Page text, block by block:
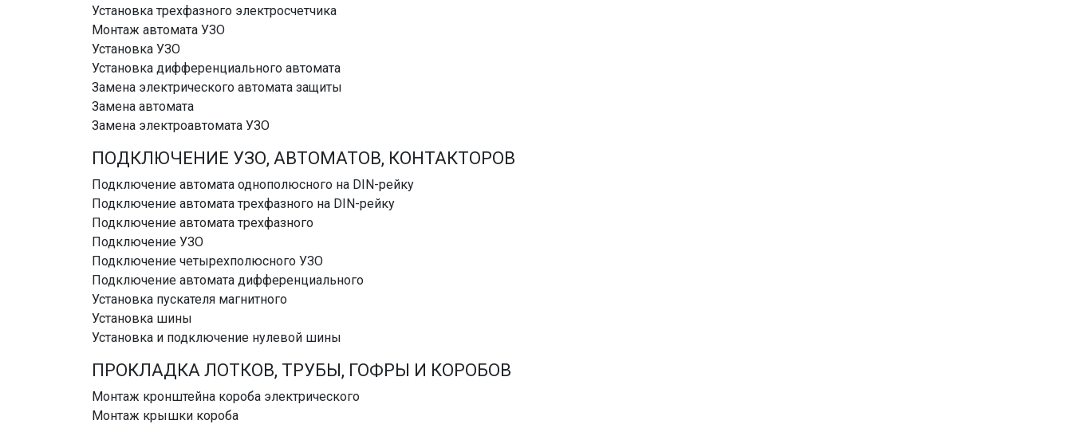
Установка трехфазного электросчетчика
Монтаж автомата УЗО
Установка УЗО
Установка дифференциального автомата
Замена электрического автомата защиты
Замена автомата
Замена электроавтомата УЗО
ПОДКЛЮЧЕНИЕ УЗО, АВТОМАТОВ, КОНТАКТОРОВ
Подключение автомата однополюсного на DIN-рейку
Подключение автомата трехфазного на DIN-рейку
Подключение автомата трехфазного
Подключение УЗО
Подключение четырехполюсного УЗО
Подключение автомата дифференциального
Установка пускателя магнитного
Установка шины
Установка и подключение нулевой шины
ПРОКЛАДКА ЛОТКОВ, ТРУБЫ, ГОФРЫ И КОРОБОВ
Монтаж кронштейна короба электрического
Монтаж крышки короба